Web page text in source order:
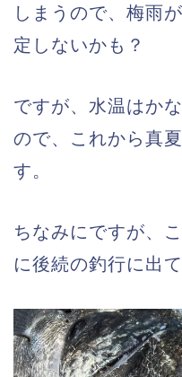
しまうので、梅雨
定しないかも？
ですが、水温はか
ので、これから真
す。
ちなみにですが、
に後続の釣行に出